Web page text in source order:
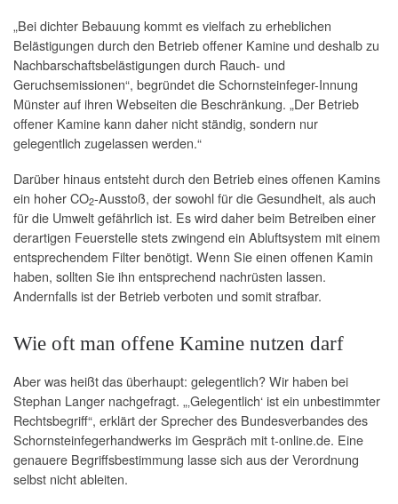
„Bei dichter Bebauung kommt es vielfach zu erheblichen
Belästigungen durch den Betrieb offener Kamine und deshalb zu
Nachbarschaftsbelästigungen durch Rauch- und
Geruchsemissionen“, begründet die Schornsteinfeger-Innung
Münster auf ihren Webseiten die Beschränkung. „Der Betrieb
offener Kamine kann daher nicht ständig, sondern nur
gelegentlich zugelassen werden.“
Darüber hinaus entsteht durch den Betrieb eines offenen Kamins
ein hoher CO2-Ausstoß, der sowohl für die Gesundheit, als auch
für die Umwelt gefährlich ist. Es wird daher beim Betreiben einer
derartigen Feuerstelle stets zwingend ein Abluftsystem mit einem
entsprechendem Filter benötigt. Wenn Sie einen offenen Kamin
haben, sollten Sie ihn entsprechend nachrüsten lassen.
Andernfalls ist der Betrieb verboten und somit strafbar.
Wie oft man offene Kamine nutzen darf
Aber was heißt das überhaupt: gelegentlich? Wir haben bei
Stephan Langer nachgefragt. „‚Gelegentlich‘ ist ein unbestimmter
Rechtsbegriff“, erklärt der Sprecher des Bundesverbandes des
Schornsteinfegerhandwerks im Gespräch mit t-online.de. Eine
genauere Begriffsbestimmung lasse sich aus der Verordnung
selbst nicht ableiten.